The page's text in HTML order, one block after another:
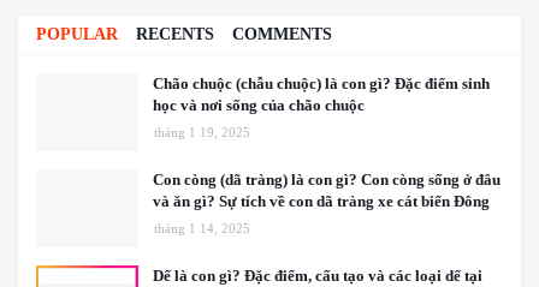
POPULAR RECENTS COMMENTS
Chão chuộc (chẫu chuộc) là con gì? Đặc điểm sinh
học và nơi sống của chão chuộc
tháng 1 19, 2025
Con còng (dã tràng) là con gì? Con còng sống ở đâu
và ăn gì? Sự tích về con dã tràng xe cát biển Đông
tháng 1 14, 2025
Dế là con gì? Đặc điểm, cấu tạo và các loại dế tại